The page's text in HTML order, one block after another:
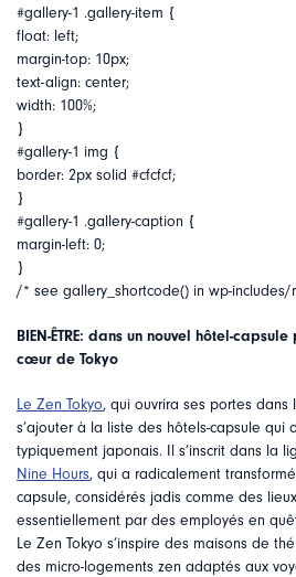
#gallery-1 .gallery-item {
float: left;
margin-top: 10px;
text-align: center;
width: 100%;
}
#gallery-1 img {
border: 2px solid #cfcfcf;
}
#gallery-1 .gallery-caption {
margin-left: 0;
}
/* see gallery_shortcode() in wp-
BIEN-ÊTRE: dans un nouvel hôtel-
cœur de Tokyo
Le Zen Tokyo, qui ouvrira ses portes dans
s’ajouter à la liste des hôtels-capsule qui
typiquement japonais. Il s’inscrit dans la
Nine Hours, qui a radicalement
capsule, considérés jadis comme des
essentiellement par des employés en
Le Zen Tokyo s’inspire des maisons de
des micro-logements zen adaptés aux